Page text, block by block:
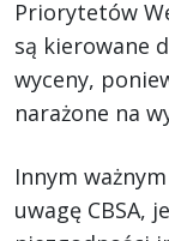
Priorytetów
są kierowane
wyceny,
narażone na
Innym
uwagę CBSA,